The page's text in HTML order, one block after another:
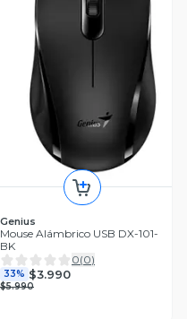
Genius
Mouse Alámbrico USB DX-101-
BK
0(0)
33% $3.990
$5.990